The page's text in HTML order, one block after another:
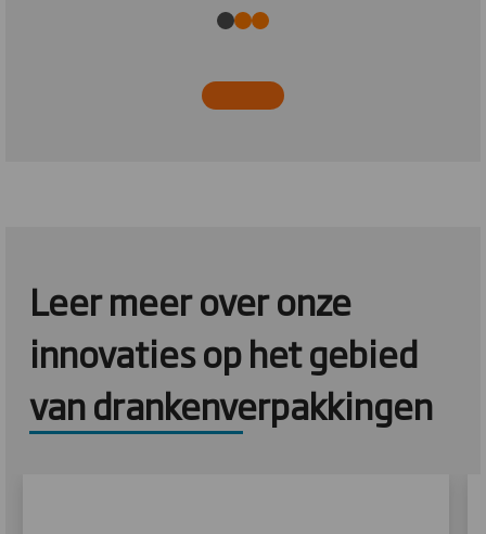
Leer meer over onze
innovaties op het gebied
van drankenverpakkingen